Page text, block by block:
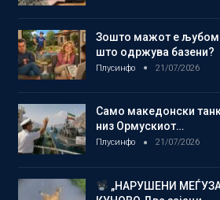
Зошто мажот е
што одржува базени?
Плусинфо 21/07/2026
Само македонски
низ Ормускиот…
Плусинфо 21/07/2026
„НАРУШЕНИ